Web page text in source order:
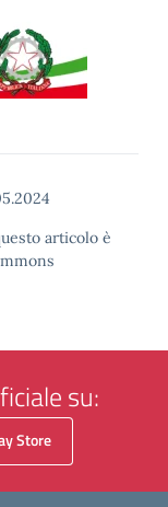
articolo è
su:
Store